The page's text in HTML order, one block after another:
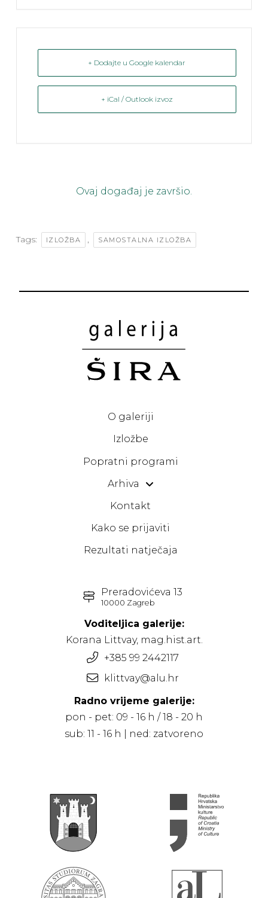
+ Dodajte u Google kalendar
+ iCal / Outlook izvoz
Ovaj događaj je završio.
Tags: IZLOŽBA , SAMOSTALNA IZLOŽBA
O galeriji
Izložbe
Popratni programi
Arhiva
Kontakt
Kako se prijaviti
Rezultati natječaja
Preradovićeva 13
10000 Zagreb
Voditeljica galerije:
Korana Littvay, mag.hist.art.
+385 99 2442117
klittvay@alu.hr
Radno vrijeme galerije:
pon - pet: 09 - 16 h / 18 - 20 h
sub: 11 - 16 h | ned: zatvoreno